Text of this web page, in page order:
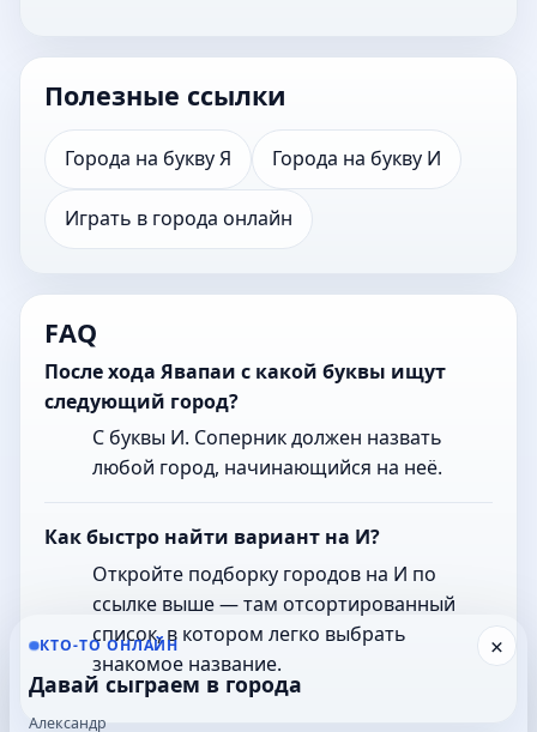
Полезные ссылки
Города на букву Я Города на букву И
Играть в города онлайн
FAQ
После хода Явапаи с какой буквы ищут
следующий город?
С буквы И. Соперник должен назвать
любой город, начинающийся на неё.
Как быстро найти вариант на И?
Откройте подборку городов на И по
ссылке выше — там отсортированный
список, в котором легко выбрать
знакомое название.
×
КТО-ТО ОНЛАЙН
Давай сыграем в города
Александр